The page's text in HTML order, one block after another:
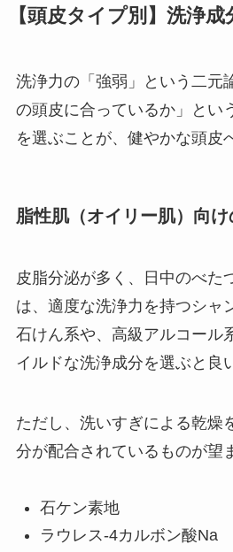
【頭皮タイプ別】洗浄
洗浄力の「強弱」という二元
の頭皮に合っているか」とい
を選ぶことが、健やかな頭皮
脂性肌（オイリー肌）向
皮脂分泌が多く、日中のべた
は、適度な洗浄力を持つシャ
石けん系や、高級アルコール
イルドな洗浄成分を選ぶと良
ただし、洗いすぎによる乾燥
分が配合されているものが望
石ケン素地
ラウレス-4カルボン酸Na